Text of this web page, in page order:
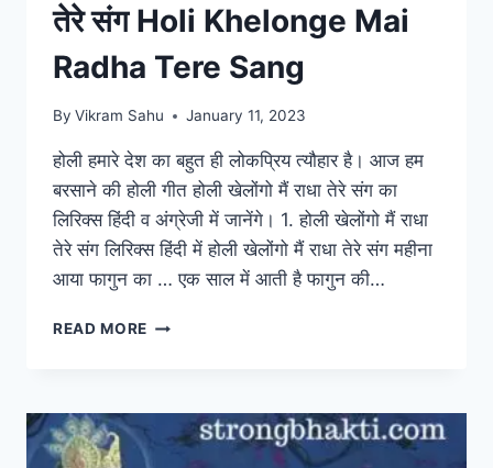
तेरे संग Holi Khelonge Mai
Radha Tere Sang
By Vikram Sahu January 11, 2023
होली हमारे देश का बहुत ही लोकप्रिय त्यौहार है। आज हम
बरसाने की होली गीत होली खेलोंगो मैं राधा तेरे संग का
लिरिक्स हिंदी व अंग्रेजी में जानेंगे। 1. होली खेलोंगो मैं राधा
तेरे संग लिरिक्स हिंदी में होली खेलोंगो मैं राधा तेरे संग महीना
आया फागुन का … एक साल में आती है फागुन की…
READ MORE HOLI
मैं
राधा